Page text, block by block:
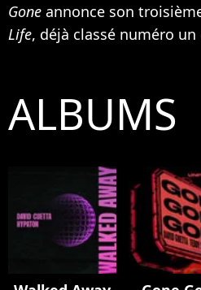
Gone annonce son
Life, déjà classé numéro un
ALBUMS